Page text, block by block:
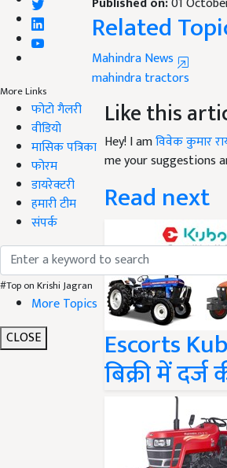
More Links
फोटो गैलरी
वीडियो
मासिक पत्रिका
फोरम
डायरेक्टरी
हमारी टीम
संपर्क
#Top on Krishi Jagran
More Topics
CLOSE
Related
Mahindra News
mahindra tractors
Like this
Hey! I amविवेक कुमार
me your suggestions
Read next
Escorts
बिक्री में दर्ज